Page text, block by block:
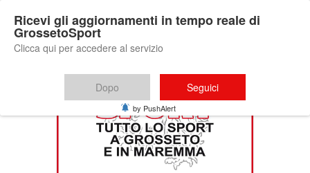
Ricevi gli aggiornamenti in tempo reale di
GrossetoSport
Clicca qui per accedere al servizio
Dopo Seguici
by PushAlert